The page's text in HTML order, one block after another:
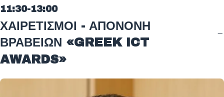
11:30-13:00
ΧΑΙΡΕΤΙΣΜΟΙ - ΑΠΟΝΟΝΗ
ΒΡΑΒΕΙΩΝ «GREEK ICT
AWARDS»